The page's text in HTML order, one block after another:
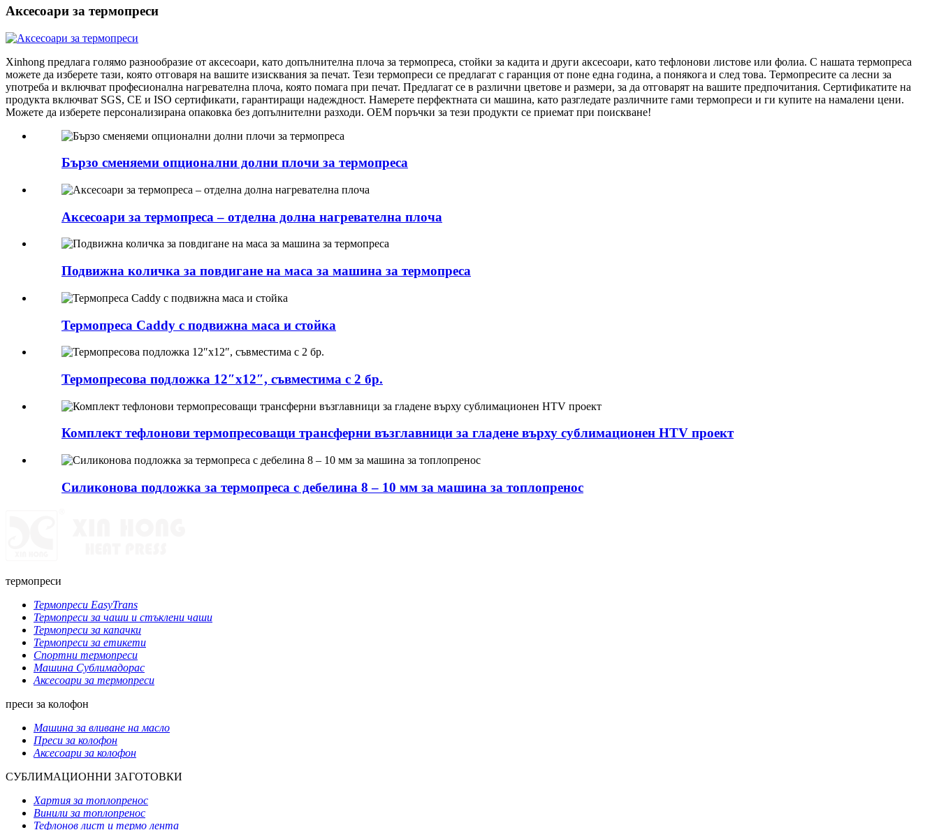
Аксесоари за термопреси
Xinhong предлага голямо разнообразие от аксесоари, като допълнителна плоча за термопреса, стойки за кадита и други аксесоари, като тефлонови листове или фолиа. С нашата термопреса
можете да изберете тази, която отговаря на вашите изисквания за печат. Тези термопреси се предлагат с гаранция от поне една година, а понякога и след това. Термопресите са лесни за
употреба и включват професионална нагревателна плоча, която помага при печат. Предлагат се в различни цветове и размери, за да отговарят на вашите предпочитания. Сертификатите на
продукта включват SGS, CE и ISO сертификати, гарантиращи надеждност. Намерете перфектната си машина, като разгледате различните гами термопреси и ги купите на намалени цени.
Можете да изберете персонализирана опаковка без допълнителни разходи. OEM поръчки за тези продукти се приемат при поискване!
Бързо сменяеми опционални долни плочи за термопреса
Аксесоари за термопреса – отделна долна нагревателна плоча
Подвижна количка за повдигане на маса за машина за термопреса
Термопреса Caddy с подвижна маса и стойка
Термопресова подложка 12″x12″, съвместима с 2 бр.
Комплект тефлонови термопресоващи трансферни възглавници за гладене върху сублимационен HTV проект
Силиконова подложка за термопреса с дебелина 8 – 10 мм за машина за топлопренос
термопреси
Термопреси EasyTrans
Термопреси за чаши и стъклени чаши
Термопреси за капачки
Термопреси за етикети
Спортни термопреси
Машина Сублимадорас
Аксесоари за термопреси
преси за колофон
Машина за вливане на масло
Преси за колофон
Аксесоари за колофон
СУБЛИМАЦИОННИ ЗАГОТОВКИ
Хартия за топлопренос
Винили за топлопренос
Тефлонов лист и термо лента